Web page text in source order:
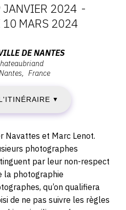
DATES
:
VENDREDI
19
JANVIER
2024
-
DIMANCHE
10
JANVIER 2024 -
10 MARS 2024
DE NANTES
Nantes France
▼
Navattes et Marc Lenot.
photographes
par leur non-respect
la photographie
qu’on qualifiera
de ne pas suivre les règles